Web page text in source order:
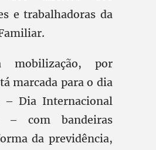
e trabalhadoras da
mobilização, por
marcada para o dia
– Dia Internacional
– com bandeiras
da previdência,